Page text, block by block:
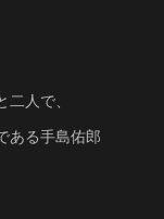
人で、
ある手島佑郎